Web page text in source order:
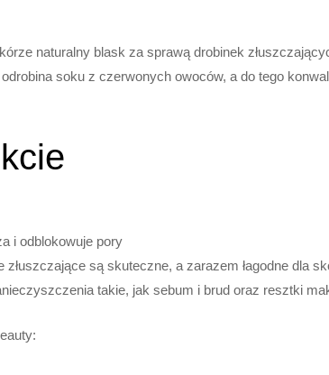
naturalny blask za sprawą drobinek
soku z czerwonych owoców, a do tego
i odblokowuje pory
są skuteczne, a zarazem łagodne dla
takie, jak sebum i brud oraz resztki